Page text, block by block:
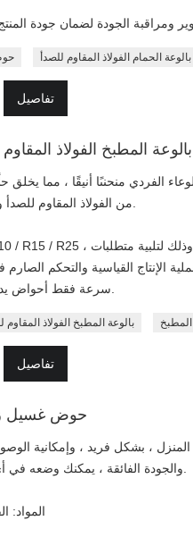
بالوعة الحمام الفولاذ المقاوم للصدأ
تفاصيل
بالوعة المطبخ الفولاذ
الفردي منحنىًا أنيقًا ، مما يخلق
الإنتاج القياسية والتحكم
بالوعة المطبخ الفولاذ المقاوم
تفاصيل
حوض غسيل
، بشكل فريد ، وإمكانية
المواد: